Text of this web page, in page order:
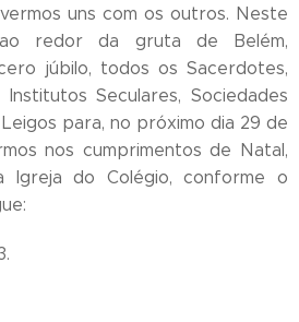
uns com os outros. Neste
redor da gruta de Belém,
júbilo, todos os Sacerdotes,
Institutos Seculares, Sociedades
para, no próximo dia 29 de
nos cumprimentos de Natal,
Igreja do Colégio, conforme o